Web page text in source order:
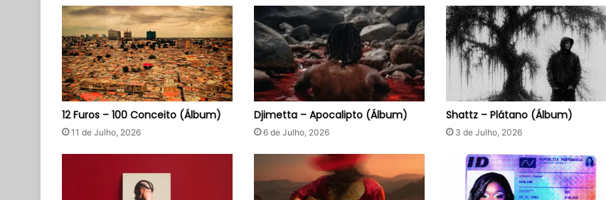
12 Furos – 100 Conceito (Álbum)
11 de Julho, 2026
Djimetta – Apocalipto (Álbum)
6 de Julho, 2026
Shattz – Plátano (Álbum)
3 de Julho, 2026